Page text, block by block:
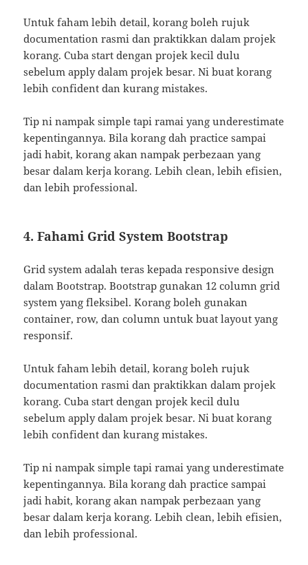
Untuk faham lebih detail, korang boleh rujuk
documentation rasmi dan praktikkan dalam projek
korang. Cuba start dengan projek kecil dulu
sebelum apply dalam projek besar. Ni buat korang
lebih confident dan kurang mistakes.
Tip ni nampak simple tapi ramai yang underestimate
kepentingannya. Bila korang dah practice sampai
jadi habit, korang akan nampak perbezaan yang
besar dalam kerja korang. Lebih clean, lebih efisien,
dan lebih professional.
4. Fahami Grid System Bootstrap
Grid system adalah teras kepada responsive design
dalam Bootstrap. Bootstrap gunakan 12 column grid
system yang fleksibel. Korang boleh gunakan
container, row, dan column untuk buat layout yang
responsif.
Untuk faham lebih detail, korang boleh rujuk
documentation rasmi dan praktikkan dalam projek
korang. Cuba start dengan projek kecil dulu
sebelum apply dalam projek besar. Ni buat korang
lebih confident dan kurang mistakes.
Tip ni nampak simple tapi ramai yang underestimate
kepentingannya. Bila korang dah practice sampai
jadi habit, korang akan nampak perbezaan yang
besar dalam kerja korang. Lebih clean, lebih efisien,
dan lebih professional.